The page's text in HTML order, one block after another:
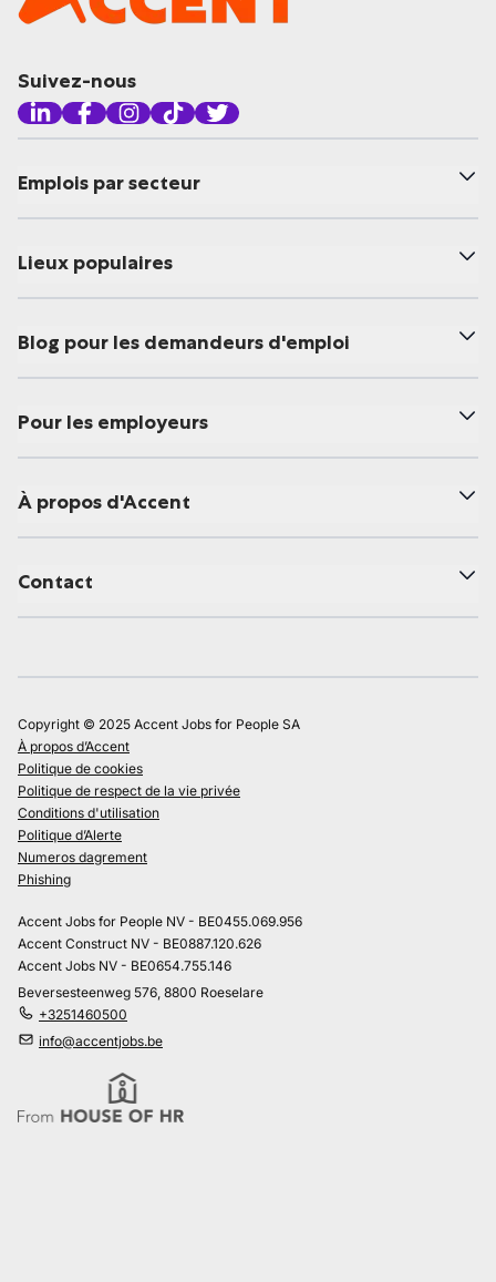
Suivez-nous
Emplois par secteur
Lieux populaires
Blog pour les demandeurs d'emploi
Pour les employeurs
À propos d'Accent
Contact
Copyright © 2025 Accent Jobs for People SA
À propos d’Accent
Politique de cookies
Politique de respect de la vie privée
Conditions d'utilisation
Politique d’Alerte
Numeros dagrement
Phishing
Accent Jobs for People NV - BE0455.069.956
Accent Construct NV - BE0887.120.626
Accent Jobs NV - BE0654.755.146
Beversesteenweg 576, 8800 Roeselare
+3251460500
info@accentjobs.be